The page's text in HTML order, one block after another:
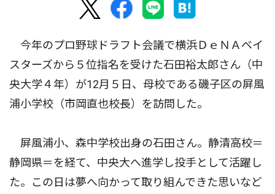
今年のプロ野球ドラフト会議で横浜ＤｅＮＡベイ
スターズから５位指名を受けた石田裕太郎さん（中
央大学４年）が12月５日、母校である磯子区の屏風
浦小学校（市岡直也校長）を訪問した。
屏風浦小、森中学校出身の石田さん。静清高校＝
静岡県＝を経て、中央大へ進学し投手として活躍し
た。この日は夢へ向かって取り組んできた思いなど